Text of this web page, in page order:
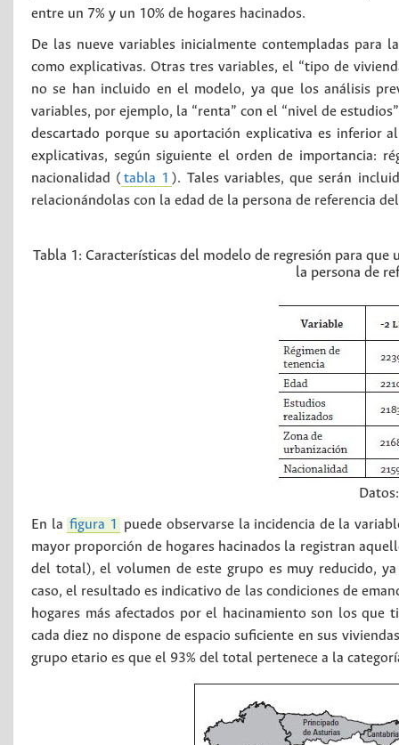
entre un 7% y un 10% de hogares hacinados.
De las nueve variables inicialmente contempladas para
como explicativas. Otras tres variables, el “tipo de
no se han incluido en el modelo, ya que los análisis
variables, por ejemplo, la “renta” con el “nivel de
descartado porque su aportación explicativa es inferior
explicativas, según siguiente el orden de importancia:
nacionalidad ( tabla 1 ). Tales variables, que serán
relacionándolas con la edad de la persona de referencia
Tabla 1: Características del modelo de regresión para que
la persona de
En la figura 1
puede observarse la incidencia de la
mayor proporción de hogares hacinados la registran
del total), el volumen de este grupo es muy reducido,
caso, el resultado es indicativo de las condiciones de
hogares más afectados por el hacinamiento son los
cada diez no dispone de espacio suficiente en sus
grupo etario es que el 93% del total pertenece a la